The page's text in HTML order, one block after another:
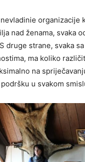
organizacije
nad ženama, svaka
druge strane, svaka
ma koliko
na
u svakom